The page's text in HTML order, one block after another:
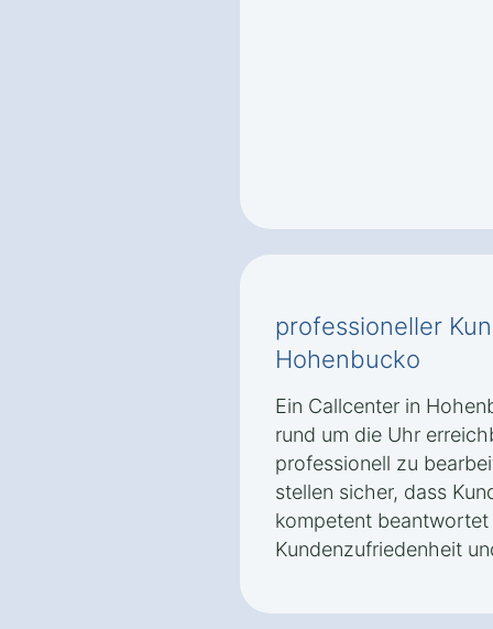
professioneller
Hohenbucko
Ein Callcenter in
rund um die Uhr
professionell zu
stellen sicher, dass
kompetent
Kundenzufriedenheit